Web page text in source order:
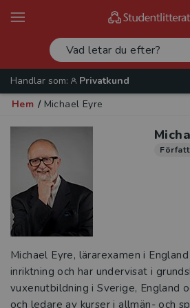
Handlar som:
Privatkund
Hem / Michael Eyre
Michael Eyre, lärarexamen i
inriktning och har undervisat i
vuxenutbildning i Sverige, England
och ledare av kurser i allmän- och